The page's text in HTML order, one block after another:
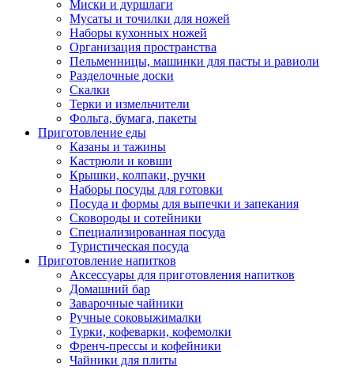
Миски и дуршлаги
Мусаты и точилки для ножей
Наборы кухонных ножей
Организация пространства
Пельменницы, машинки для пасты и равиоли
Разделочные доски
Скалки
Терки и измельчители
Фольга, бумага, пакеты
Приготовление еды
Казаны и тажины
Кастрюли и ковши
Крышки, колпаки, ручки
Наборы посуды для готовки
Посуда и формы для выпечки и запекания
Сковороды и сотейники
Специализированная посуда
Туристическая посуда
Приготовление напитков
Аксессуары для приготовления напитков
Домашний бар
Заварочные чайники
Ручные соковыжималки
Турки, кофеварки, кофемолки
Френч-прессы и кофейники
Чайники для плиты